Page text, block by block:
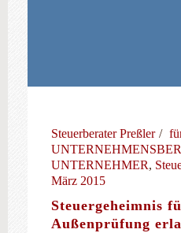
Steuerberater Preßler
UNTERNEHMER,
März 2015
Steuergeheimnis
Außenprüfung